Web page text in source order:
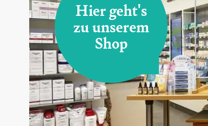
Hier geht's
zu unserem
Shop